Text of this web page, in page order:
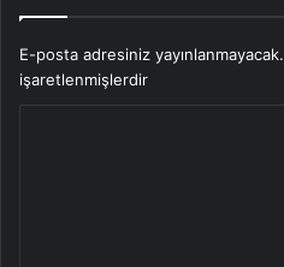
E-posta adresiniz yayınlanmayacak.
işaretlenmişlerdir